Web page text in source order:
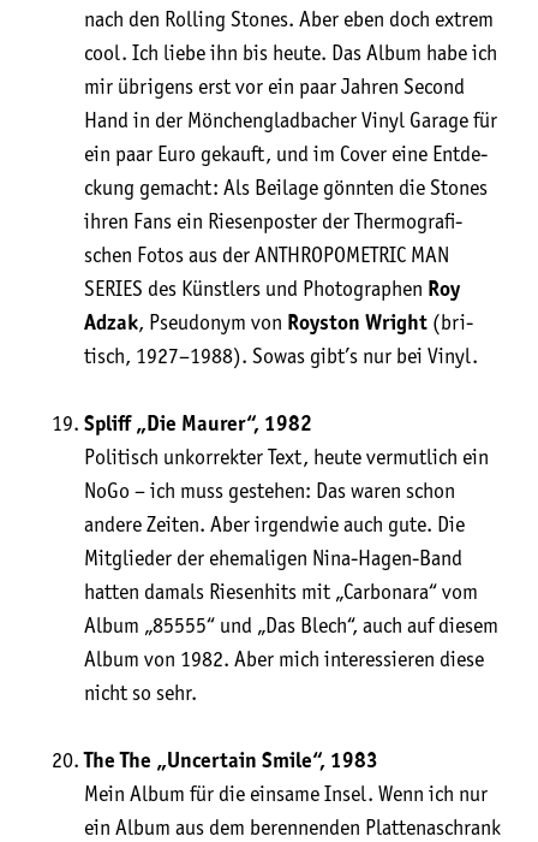
nach den Rol­ling Stones. Aber eben doch extrem
cool. Ich lie­be ihn bis heu­te. Das Album habe ich
mir übri­gens erst vor ein paar Jah­ren Second
Hand in der Mön­chen­glad­ba­cher Vinyl Gara­ge für
ein paar Euro gekauft, und im Cover eine Ent­de­
ckung gemacht: Als Bei­la­ge gönn­ten die Stones
ihren Fans ein Rie­sen­pos­ter der Ther­mo­gra­fi­
schen Fotos aus der ANTHROPOMETRIC MAN
SERIES des Künst­lers und Pho­to­gra­phen Roy
Adzak, Pseud­onym von Roy­s­ton Wright (bri­
tisch, 1927–1988). Sowas gibt’s nur bei Vinyl.
Spliff „Die Mau­rer“, 1982
Poli­tisch unkor­rek­ter Text, heu­te ver­mut­lich ein
NoGo – ich muss geste­hen: Das waren schon
ande­re Zei­ten. Aber irgend­wie auch gute. Die
Mit­glie­der der ehe­ma­li­gen Nina-Hagen-Band
hat­ten damals Rie­sen­hits mit „Car­bo­n­a­ra“ vom
Album „85555“ und „Das Blech“, auch auf die­sem
Album von 1982. Aber mich inter­es­sie­ren die­se
nicht so sehr.
The The „Uncer­tain Smi­le“, 1983
Mein Album für die ein­sa­me Insel. Wenn ich nur
ein Album aus dem beren­nen­den Plat­ten­aschrank